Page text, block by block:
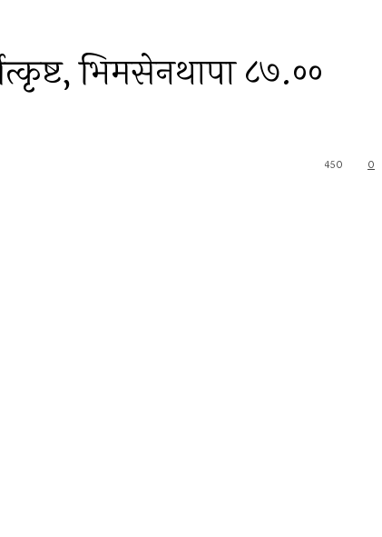
भिमसेनथापा ८७.००
0
450